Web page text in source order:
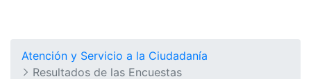
Atención y Servicio a la Ciudadanía
Resultados de las Encuestas